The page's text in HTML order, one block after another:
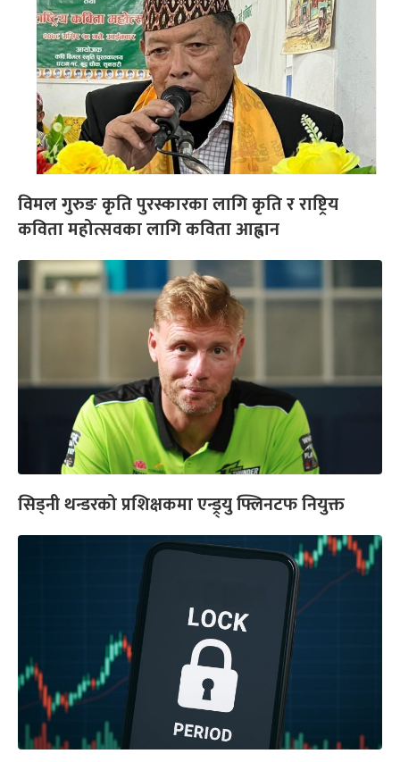
विमल गुरुङ कृति पुरस्कारका लागि कृति र राष्ट्रिय
कविता महोत्सवका लागि कविता आह्वान
सिड्नी थन्डरको प्रशिक्षकमा एन्ड्र्यु फ्लिनटफ नियुक्त